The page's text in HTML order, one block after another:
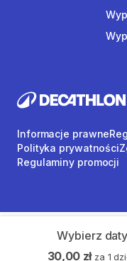
Wybierz daty
30,00 zł za 1
Informacje prawne
Polityka prywatności
Regulaminy promocji